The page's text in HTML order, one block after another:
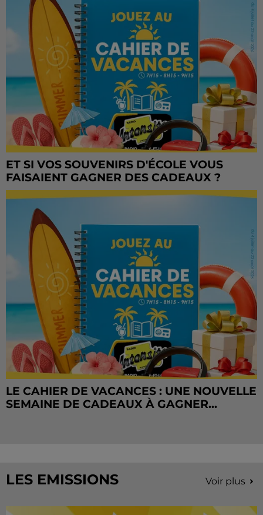
ET SI VOS SOUVENIRS D'ÉCOLE VOUS
FAISAIENT GAGNER DES CADEAUX ?
LE CAHIER DE VACANCES : UNE NOUVELLE
SEMAINE DE CADEAUX À GAGNER...
LES EMISSIONS Voir plus